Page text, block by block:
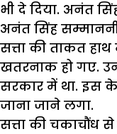
भी दे दिया. अनंत
अनंत सिंह
सत्ता की ताकत
खतरनाक हो गए.
सरकार में था. इस
जाना जाने लगा.
सत्ता की चकाचौंध